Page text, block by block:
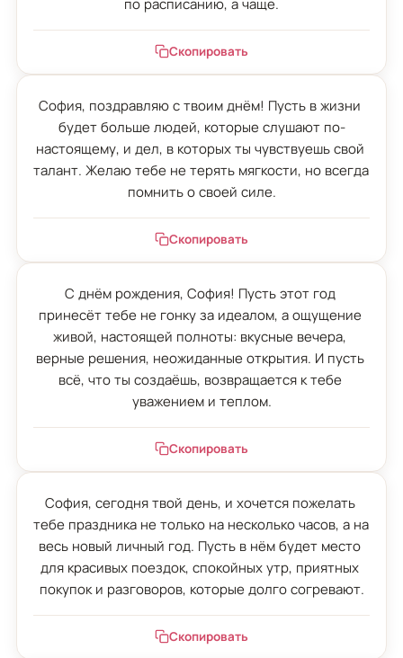
Скопировать
София, поздравляю с твоим днём! Пусть в жизни
будет больше людей, которые слушают по-
настоящему, и дел, в которых ты чувствуешь свой
талант. Желаю тебе не терять мягкости, но всегда
помнить о своей силе.
Скопировать
С днём рождения, София! Пусть этот год
принесёт тебе не гонку за идеалом, а ощущение
живой, настоящей полноты: вкусные вечера,
верные решения, неожиданные открытия. И пусть
всё, что ты создаёшь, возвращается к тебе
уважением и теплом.
Скопировать
София, сегодня твой день, и хочется пожелать
тебе праздника не только на несколько часов, а на
весь новый личный год. Пусть в нём будет место
для красивых поездок, спокойных утр, приятных
покупок и разговоров, которые долго согревают.
Скопировать